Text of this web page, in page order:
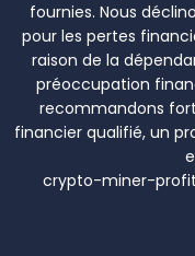
fournies. Nous
pour les pertes
raison de la
préoccupation
recommandons
financier qualifié, un
crypto-miner-